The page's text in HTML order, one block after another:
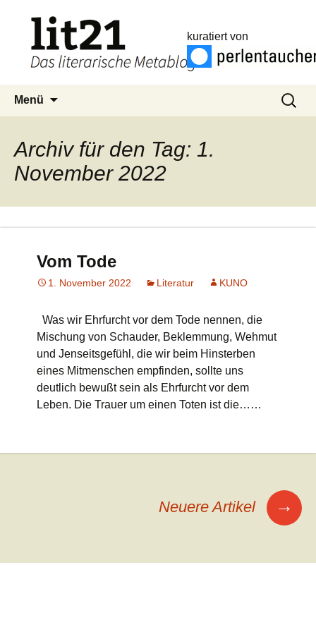
kuratiert von
Menü
Suchen
nach:
Archiv für den Tag: 1.
November 2022
Vom Tode
1. November 2022 Literatur KUNO
Was wir Ehrfurcht vor dem Tode nennen, die
Mischung von Schauder, Beklemmung, Wehmut
und Jenseitsgefühl, die wir beim Hinsterben
eines Mitmenschen empfinden, sollte uns
deutlich bewußt sein als Ehrfurcht vor dem
Leben. Die Trauer um einen Toten ist die……
Neuere Artikel →